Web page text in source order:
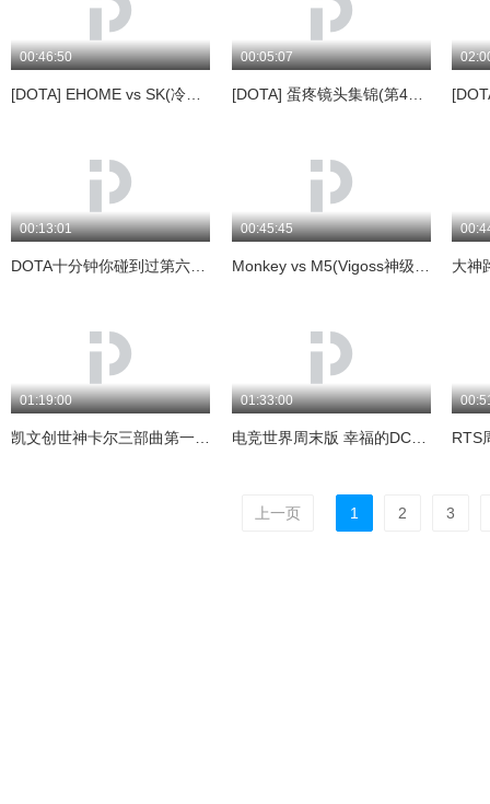
00:46:50 00:05:07
[DOTA] 蛋疼镜头集锦(第40期)
00:13:01 00:45:45
01:19:00 01:33:00
电竞世界周末版 幸福的DC老师
上一页 1 2 3